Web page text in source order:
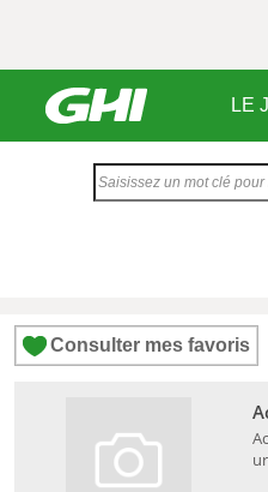
LE
Consulter mes favoris